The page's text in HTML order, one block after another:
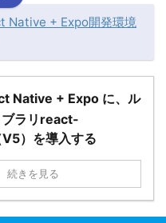
Native + Expo開発環境
Native + Expo に、ル
ブラリreact-
）を導入する
続きを見る